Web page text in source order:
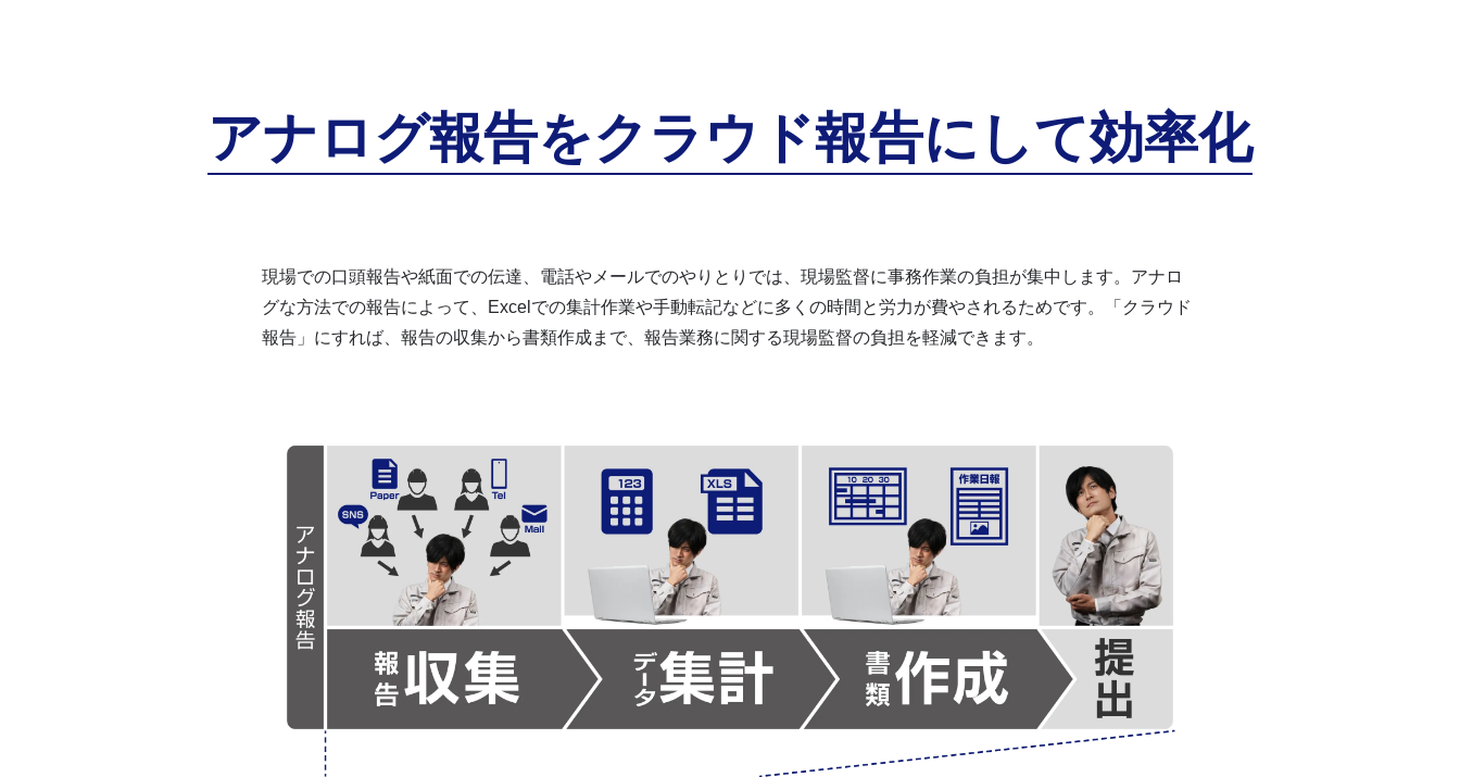
アナログ報告をクラウド報告にして効率化
現場での口頭報告や紙面での伝達、電話やメールでのやりとりでは、現場監督に事務作業の負担が集中します。アナロ
グな方法での報告によって、Excelでの集計作業や手動転記などに多くの時間と労力が費やされるためです。「クラウド
報告」にすれば、報告の収集から書類作成まで、報告業務に関する現場監督の負担を軽減できます。